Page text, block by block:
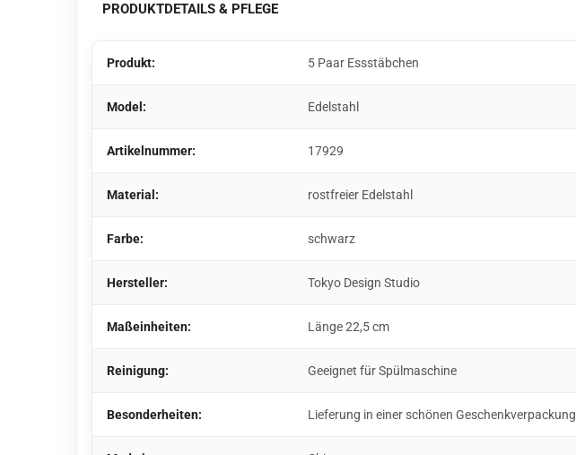
PRODUKTDETAILS & PFLEGE
Produkt: 5 Paar Essstäbchen
Model: Edelstahl
Artikelnummer: 17929
Material: rostfreier Edelstahl
Farbe: schwarz
Hersteller: Tokyo Design Studio
Maßeinheiten: Länge 22,5 cm
Reinigung: Geeignet für Spülmaschine
Besonderheiten: Lieferung in einer schönen Geschenkverpackung